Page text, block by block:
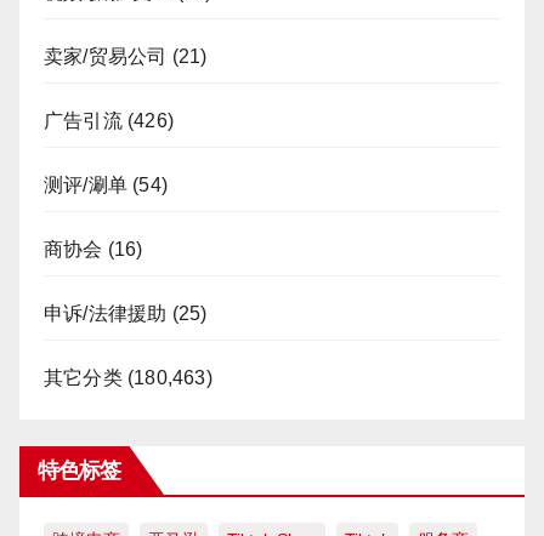
卖家/贸易公司 (21)
广告引流(426)
测评/涮单 (54)
商协会 (16)
申诉/法律援助 (25)
其它分类(180,463)
特色标签